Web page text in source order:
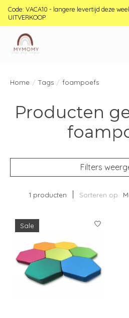
Code: VACA10 - langere levertijd deze
UITVERKOOP
Home / Tags / foampoefs
Producten
Filters
1 producten Sorteren op
Sale